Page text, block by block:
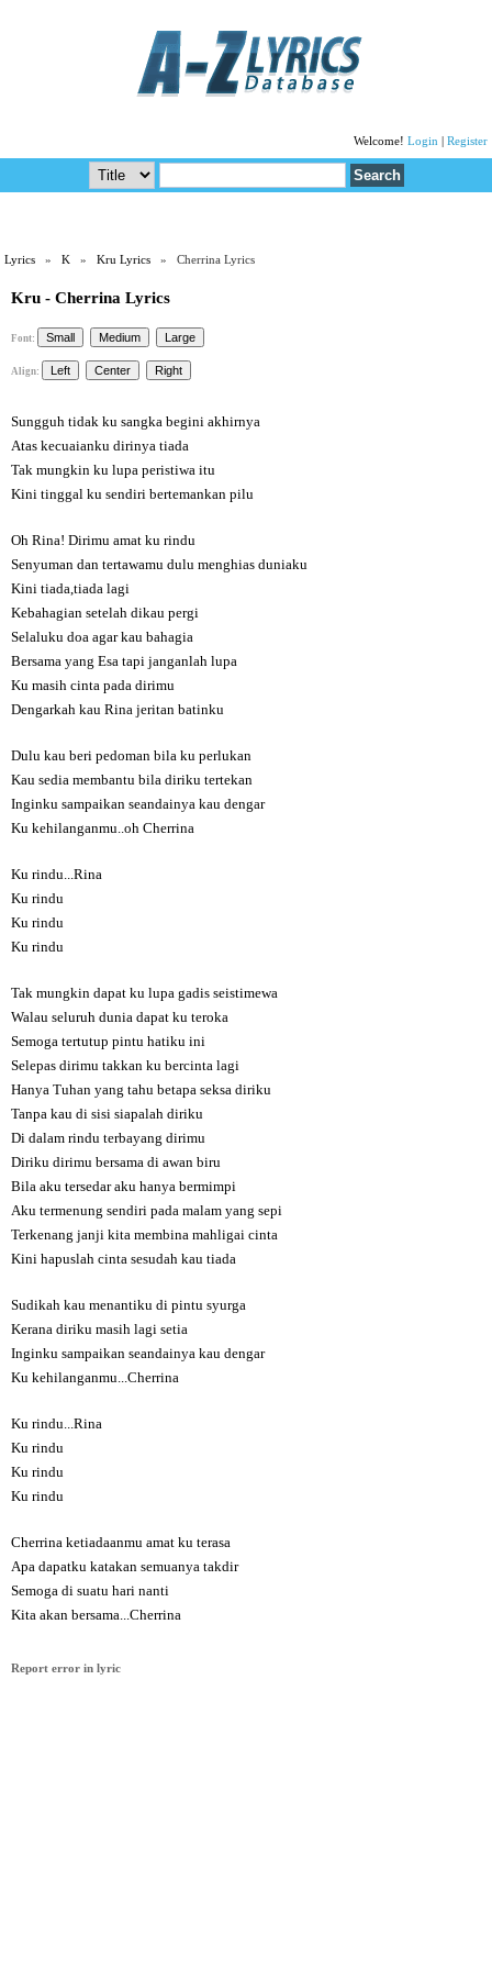
Welcome! Login Register
Lyrics »K »Kru Lyrics » Cherrina Lyrics
Kru - Cherrina Lyrics
Font:
Align:
Sungguh tidak ku sangka begini akhirnya
Atas kecuaianku dirinya tiada
Tak mungkin ku lupa peristiwa itu
Kini tinggal ku sendiri bertemankan pilu
Oh Rina! Dirimu amat ku rindu
Senyuman dan tertawamu dulu menghias duniaku
Kini tiada,tiada lagi
Kebahagian setelah dikau pergi
Selaluku doa agar kau bahagia
Bersama yang Esa tapi janganlah lupa
Ku masih cinta pada dirimu
Dengarkah kau Rina jeritan batinku
Dulu kau beri pedoman bila ku perlukan
Kau sedia membantu bila diriku tertekan
Inginku sampaikan seandainya kau dengar
Ku kehilanganmu..oh Cherrina
Ku rindu...Rina
Ku rindu
Ku rindu
Ku rindu
Tak mungkin dapat ku lupa gadis seistimewa
Walau seluruh dunia dapat ku teroka
Semoga tertutup pintu hatiku ini
Selepas dirimu takkan ku bercinta lagi
Hanya Tuhan yang tahu betapa seksa diriku
Tanpa kau di sisi siapalah diriku
Di dalam rindu terbayang dirimu
Diriku dirimu bersama di awan biru
Bila aku tersedar aku hanya bermimpi
Aku termenung sendiri pada malam yang sepi
Terkenang janji kita membina mahligai cinta
Kini hapuslah cinta sesudah kau tiada
Sudikah kau menantiku di pintu syurga
Kerana diriku masih lagi setia
Inginku sampaikan seandainya kau dengar
Ku kehilanganmu...Cherrina
Ku rindu...Rina
Ku rindu
Ku rindu
Ku rindu
Cherrina ketiadaanmu amat ku terasa
Apa dapatku katakan semuanya takdir
Semoga di suatu hari nanti
Kita akan bersama...Cherrina
Report error in lyric